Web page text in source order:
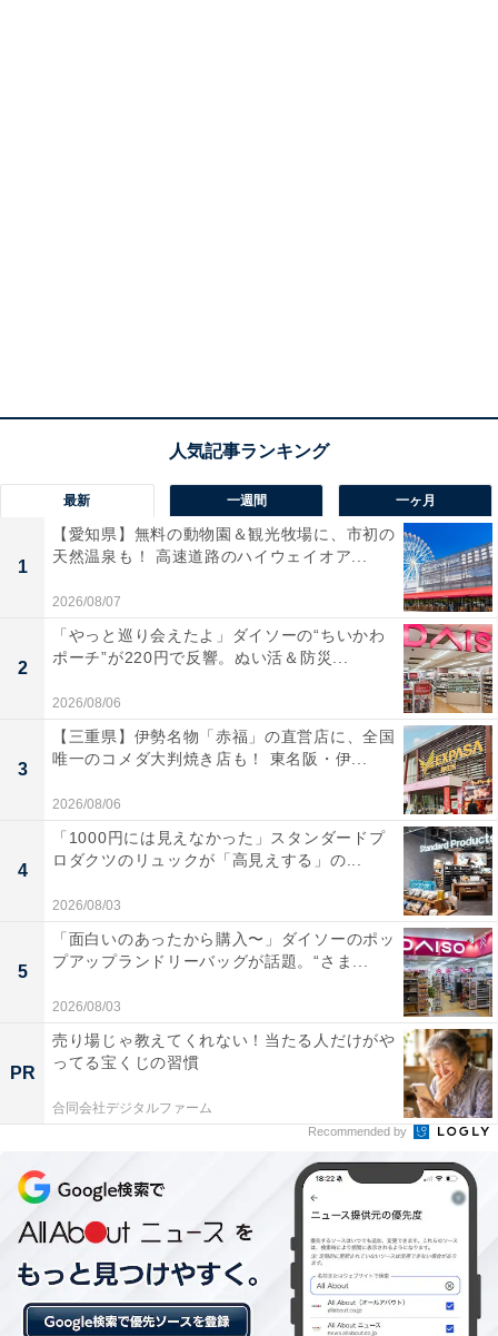
最新 一週間 一ヶ月
1
【愛知県】無料の動物園＆観光牧場に、市初の
天然温泉も！ 高速道路のハイウェイオア...
2026/08/07
2
「やっと巡り会えたよ」ダイソーの“ちいかわ
ポーチ”が220円で反響。ぬい活＆防災...
2026/08/06
3
【三重県】伊勢名物「赤福」の直営店に、全国
唯一のコメダ大判焼き店も！ 東名阪・伊...
2026/08/06
4
「1000円には見えなかった」スタンダードプ
ロダクツのリュックが「高見えする」の...
2026/08/03
5
「面白いのあったから購入〜」ダイソーのポッ
プアップランドリーバッグが話題。“さま...
2026/08/03
PR
売り場じゃ教えてくれない！当たる人だけがや
ってる宝くじの習慣
合同会社デジタルファーム
Recommended by